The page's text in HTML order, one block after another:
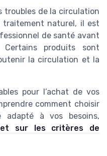
troubles de la circulation
traitement naturel, il est
de santé avant
produits sont
la circulation et la
pour l’achat de vos
comment choisir
adapté à vos besoins,
sur les critères de